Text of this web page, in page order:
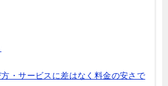
・サービスに差はなく料金の安さで